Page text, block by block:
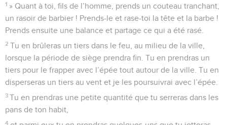
1 » Quant à toi, fils de l’homme, prends un couteau tranchant,
un rasoir de barbier ! Prends-le et rase-toi la tête et la barbe !
Prends ensuite une balance et partage ce qui a été rasé.
2 Tu en brûleras un tiers dans le feu, au milieu de la ville,
lorsque la période de siège prendra fin. Tu en prendras un
tiers pour le frapper avec l’épée tout autour de la ville. Tu en
disperseras un tiers au vent et je les poursuivrai avec l’épée.
3 Tu en prendras une petite quantité que tu serreras dans les
pans de ton habit,
4